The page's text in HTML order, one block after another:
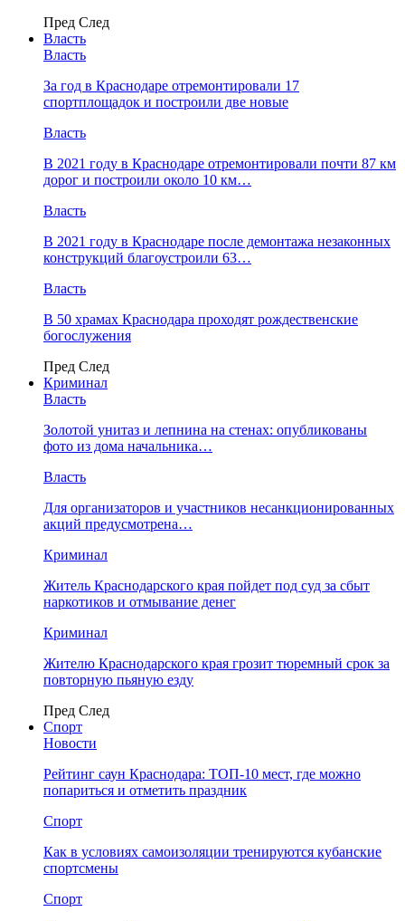
Пред След
Власть
Власть
За год в Краснодаре отремонтировали 17
спортплощадок и построили две новые
Власть
В 2021 году в Краснодаре отремонтировали почти 87 км
дорог и построили около 10 км…
Власть
В 2021 году в Краснодаре после демонтажа незаконных
конструкций благоустроили 63…
Власть
В 50 храмах Краснодара проходят рождественские
богослужения
Пред След
Криминал
Власть
​Золотой унитаз и лепнина на стенах: опубликованы
фото из дома начальника…
Власть
Для организаторов и участников несанкционированных
акций предусмотрена…
Криминал
Житель Краснодарского края пойдет под суд за сбыт
наркотиков и отмывание денег
Криминал
Жителю Краснодарского края грозит тюремный срок за
повторную пьяную езду
Пред След
Спорт
Новости
Рейтинг саун Краснодара: ТОП-10 мест, где можно
попариться и отметить праздник
Спорт
Как в условиях самоизоляции тренируются кубанские
спортсмены
Спорт